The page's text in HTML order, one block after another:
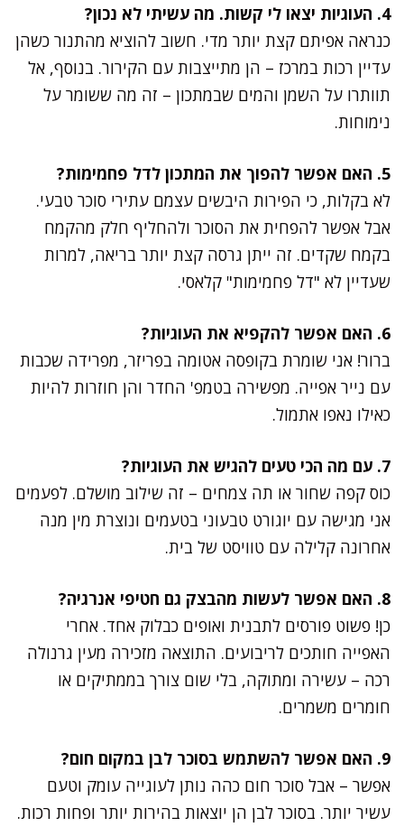
4. העוגיות יצאו לי קשות. מה עשיתי לא נכון?
כנראה אפיתם קצת יותר מדי. חשוב להוציא מהתנור כשהן
עדיין רכות במרכז – הן מתייצבות עם הקירור. בנוסף, אל
תוותרו על השמן והמים שבמתכון – זה מה ששומר על
נימוחות.
5. האם אפשר להפוך את המתכון לדל פחמימות?
לא בקלות, כי הפירות היבשים עצמם עתירי סוכר טבעי.
אבל אפשר להפחית את הסוכר ולהחליף חלק מהקמח
בקמח שקדים. זה ייתן גרסה קצת יותר בריאה, למרות
שעדיין לא "דל פחמימות" קלאסי.
6. האם אפשר להקפיא את העוגיות?
ברור! אני שומרת בקופסה אטומה בפריזר, מפרידה שכבות
עם נייר אפייה. מפשירה בטמפ' החדר והן חוזרות להיות
כאילו נאפו אתמול.
7. עם מה הכי טעים להגיש את העוגיות?
כוס קפה שחור או תה צמחים – זה שילוב מושלם. לפעמים
אני מגישה עם יוגורט טבעוני בטעמים ונוצרת מין מנה
אחרונה קלילה עם טוויסט של בית.
8. האם אפשר לעשות מהבצק גם חטיפי אנרגיה?
כן! פשוט פורסים לתבנית ואופים כבלוק אחד. אחרי
האפייה חותכים לריבועים. התוצאה מזכירה מעין גרנולה
רכה – עשירה ומתוקה, בלי שום צורך בממתיקים או
חומרים משמרים.
9. האם אפשר להשתמש בסוכר לבן במקום חום?
אפשר – אבל סוכר חום כהה נותן לעוגייה עומק וטעם
עשיר יותר. בסוכר לבן הן יוצאות בהירות יותר ופחות רכות.